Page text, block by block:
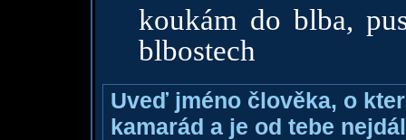
koukám do blba,
blbostech
Uveď jméno člověka, o
kamarád a je od tebe